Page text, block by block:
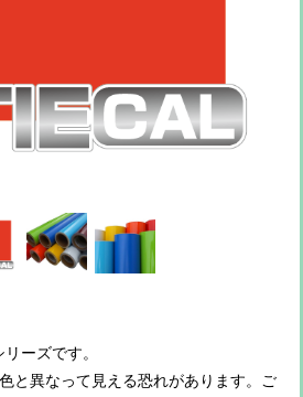
ーズです。
と異なって見える恐れがあります。ご